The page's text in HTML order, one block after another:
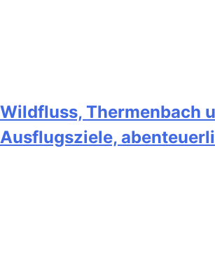
Wildfluss, Thermenbach
Ausflugsziele,